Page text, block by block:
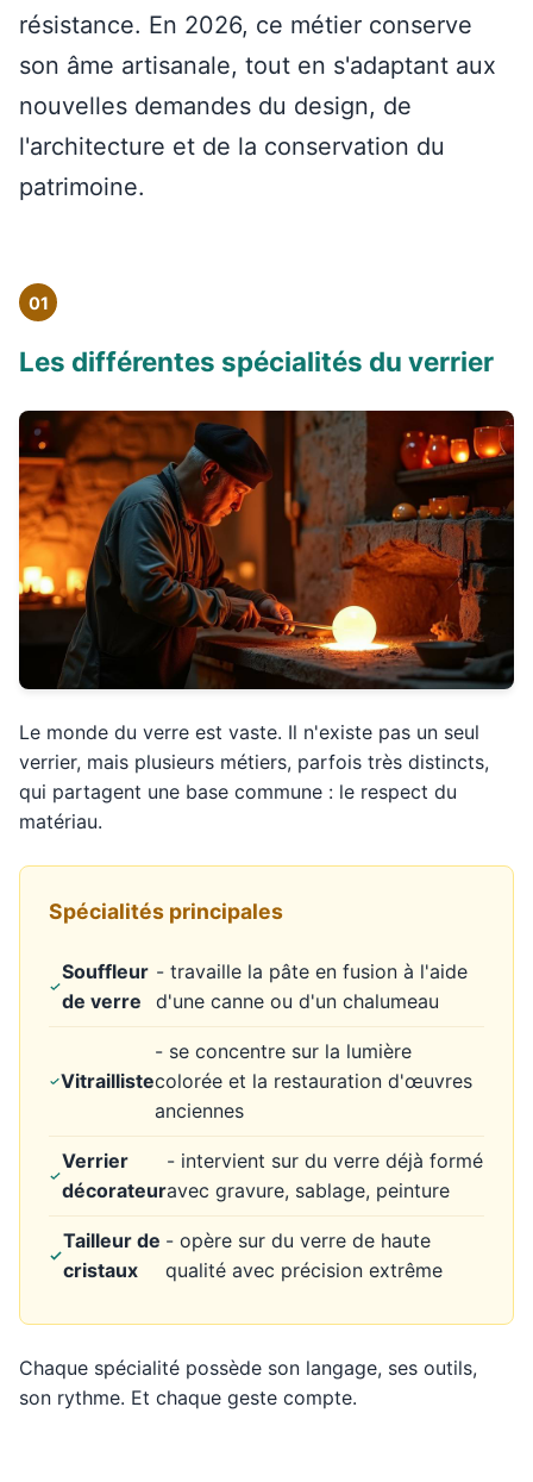
résistance. En 2026, ce métier conserve
son âme artisanale, tout en s'adaptant aux
nouvelles demandes du design, de
l'architecture et de la conservation du
patrimoine.
01
Les différentes spécialités du verrier
Le monde du verre est vaste. Il n'existe pas un seul
verrier, mais plusieurs métiers, parfois très distincts,
qui partagent une base commune : le respect du
matériau.
Spécialités principales
Souffleur
de verre
- travaille la pâte en fusion à l'aide
d'une canne ou d'un chalumeau
Vitrailliste
- se concentre sur la lumière
colorée et la restauration d'œuvres
anciennes
Verrier
décorateur
- intervient sur du verre déjà formé
avec gravure, sablage, peinture
Tailleur de
cristaux
- opère sur du verre de haute
qualité avec précision extrême
Chaque spécialité possède son langage, ses outils,
son rythme. Et chaque geste compte.